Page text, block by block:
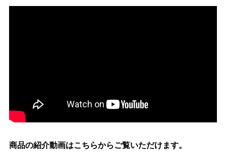
商品の紹介動画はこちらからご覧いただけます。